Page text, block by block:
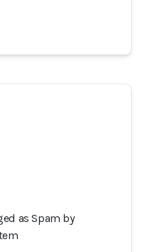
as Spam by